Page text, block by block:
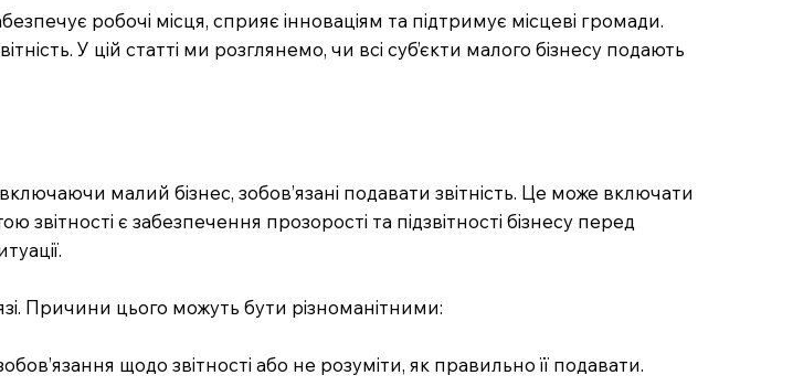
робочі місця, сприяє інноваціям та підтримує місцеві громади.
У цій статті ми розглянемо, чи всі суб’єкти малого бізнесу подають
малий бізнес, зобов’язані подавати звітність. Це може включати
звітності є забезпечення прозорості та підзвітності бізнесу перед
Причини цього можуть бути різноманітними:
щодо звітності або не розуміти, як правильно її подавати.